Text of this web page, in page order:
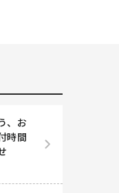
、お
時間